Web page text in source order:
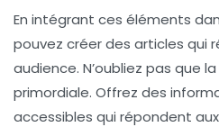
En intégrant ces éléments
pouvez créer des articles qui
audience. N’oubliez pas que la
primordiale. Offrez des
accessibles qui répondent